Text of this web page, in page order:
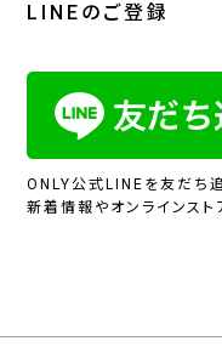
LINEのご登録
ONLY公式LINEを友だち追
新着情報やオンラインスト